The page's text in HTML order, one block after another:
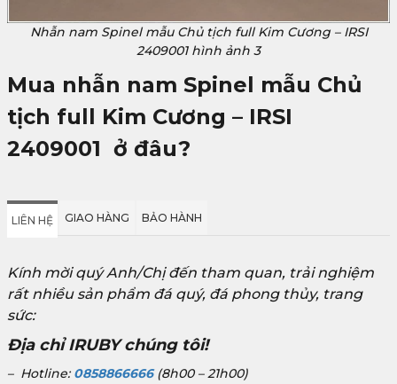
Nhẫn nam Spinel mẫu Chủ tịch full Kim Cương – IRSI
2409001 hình ảnh 3
Mua nhẫn nam Spinel mẫu Chủ
tịch full Kim Cương – IRSI
2409001 ở đâu?
LIÊN HỆ GIAO HÀNG BẢO HÀNH
Kính mời quý Anh/Chị đến tham quan, trải nghiệm
rất nhiều sản phẩm đá quý, đá phong thủy, trang
sức:
Địa chỉ IRUBY chúng tôi!
– Hotline: 0858866666(8h00 – 21h00)